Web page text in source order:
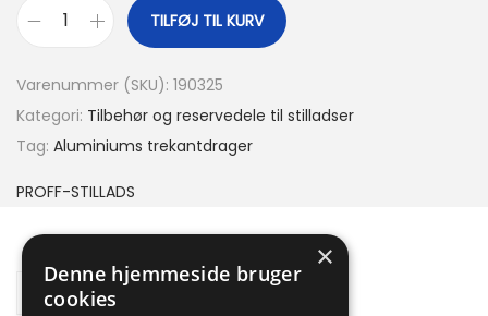
TILFØJ TIL KURV
Varenummer (SKU): 190325
Kategori: Tilbehør og reservedele til stilladser
Tag: Aluminiums trekantdrager
PROFF-STILLADS
Description
×
Denne hjemmeside bruger
cookies